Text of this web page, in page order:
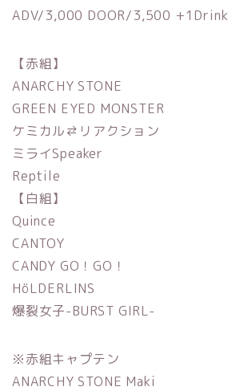
ADV/3,000 DOOR/3,500 +1Drink
【赤組】
ANARCHY STONE
GREEN EYED MONSTER
ケミカル⇄リアクション
ミライSpeaker
Reptile
【白組】
Quince
CANTOY
CANDY GO！GO！
HöLDERLINS
爆裂女子-BURST GIRL-
※赤組キャプテン
ANARCHY STONE Maki